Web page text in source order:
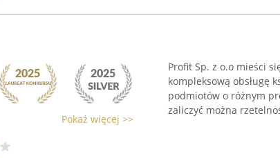
Pokaż więcej >>
Profit Sp. z o.o mieści
kompleksową obsługę
podmiotów o różnym
zaliczyć można